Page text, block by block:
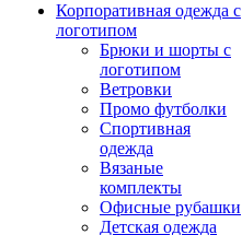
Корпоративная одежда с
логотипом
Брюки и шорты с
логотипом
Ветровки
Промо футболки
Спортивная
одежда
Вязаные
комплекты
Офисные рубашки
Детская одежда